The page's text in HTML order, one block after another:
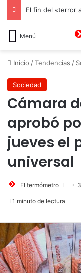
Menú
Inicio /Tendencias /
Sociedad
Cámara
aprobó
jueves el
universal
El termómetro
Send
1 minuto de lectura